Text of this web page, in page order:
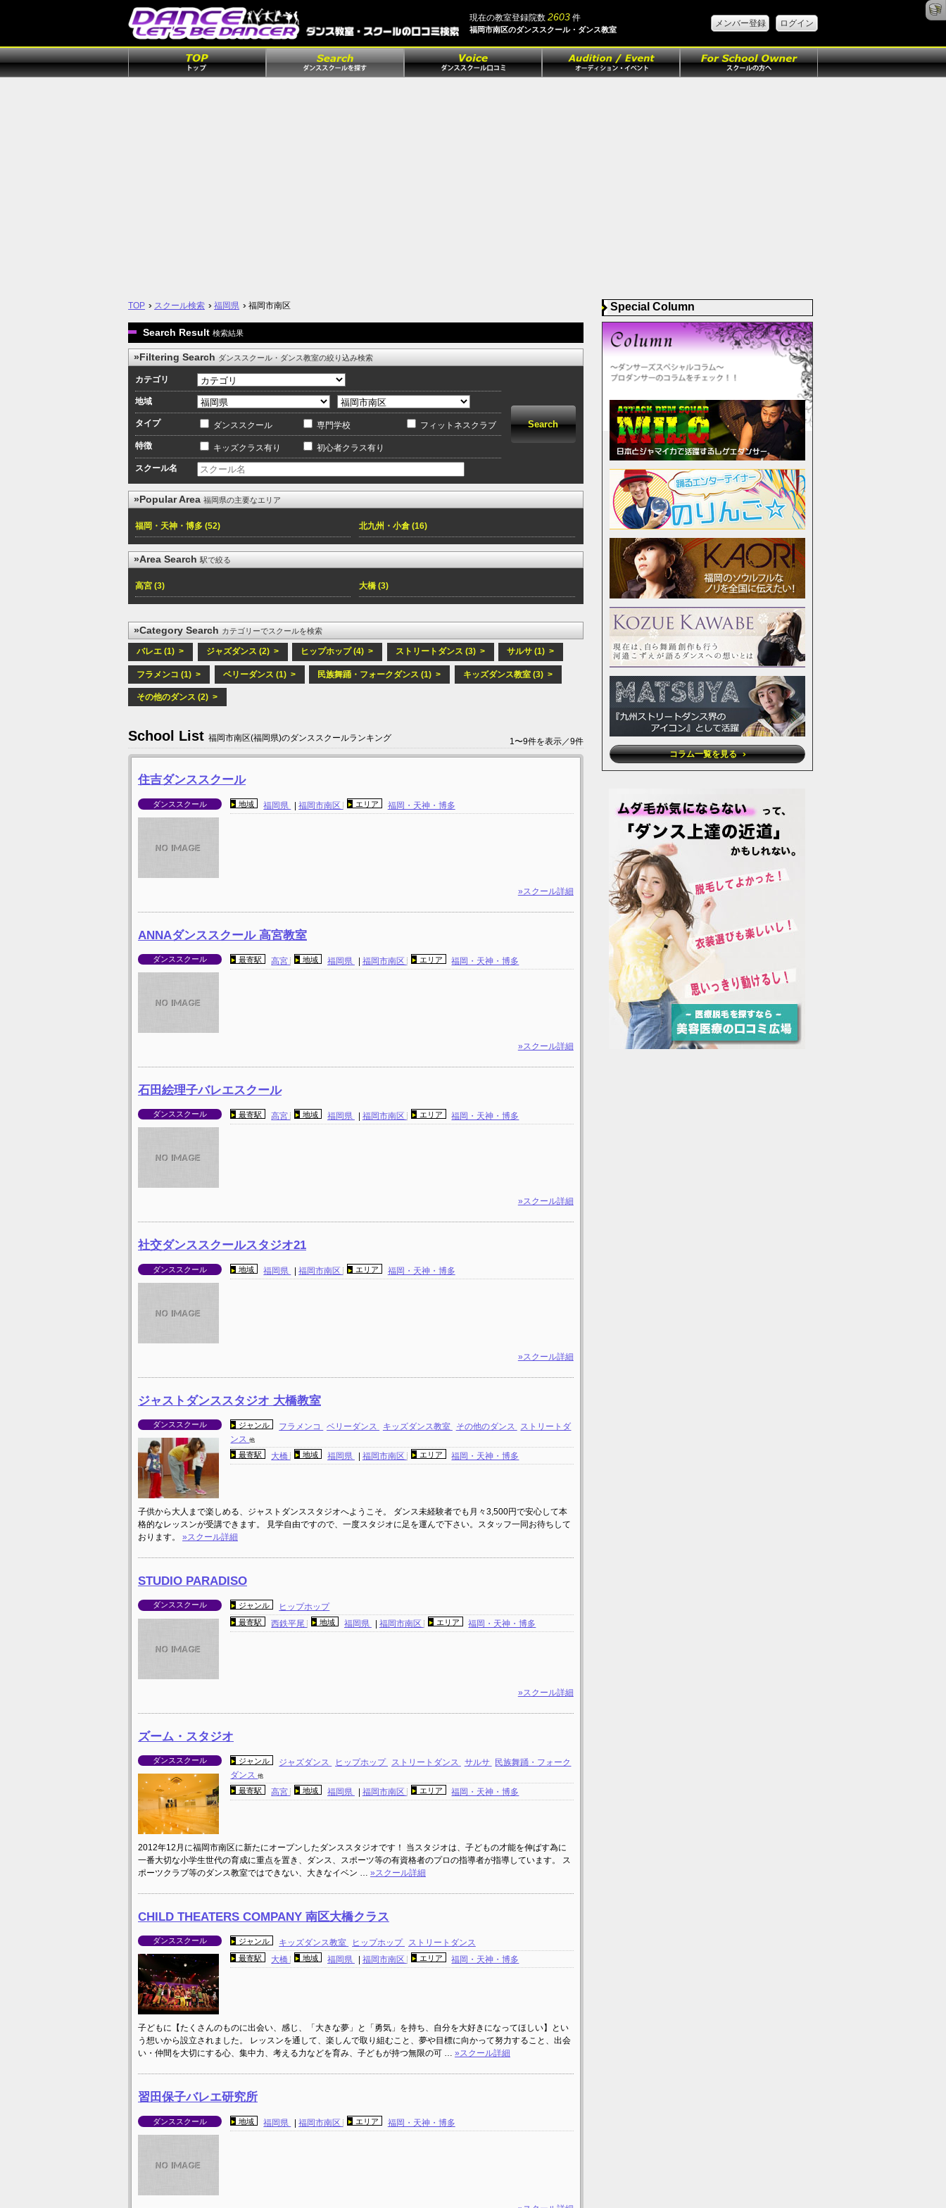
現在の教室登録院数 2603件
福岡市南区のダンススクール・ダンス教室
メンバー登録 ログイン
TOP スクール検索 福岡県 福岡市南区
Search Result 検索結果
»Filtering Search ダンススクール・ダンス教室の絞り込み検索
カテゴリ
地域
タイプ ダンススクール 専門学校 フィットネスクラブ
特徴 キッズクラス有り 初心者クラス有り
スクール名
»Popular Area 福岡県の主要なエリア
福岡・天神・博多 (52) 北九州・小倉 (16)
»Area Search駅で絞る
高宮 (3) 大橋 (3)
»Category Search カテゴリーでスクールを検索
バレエ (1) > ジャズダンス (2) > ヒップホップ (4) > ストリートダンス (3) > サルサ (1) >
フラメンコ (1) > ベリーダンス (1) > 民族舞踊・フォークダンス (1) > キッズダンス教室 (3) >
その他のダンス (2) >
School List 福岡市南区(福岡県)のダンススクールランキング 1〜9件を表示／9件
住吉ダンススクール
ダンススクール 地域 福岡県 |福岡市南区 エリア 福岡・天神・博多
»スクール詳細
ANNAダンススクール 高宮教室
ダンススクール 最寄駅 高宮 地域 福岡県 | 福岡市南区 エリア 福岡・天神・博多
»スクール詳細
石田絵理子バレエスクール
ダンススクール 最寄駅 高宮 地域 福岡県 福岡市南区 エリア 福岡・天神・博多
»スクール詳細
社交ダンススクールスタジオ21
ダンススクール 地域 福岡県 |福岡市南区 エリア 福岡・天神・博多
»スクール詳細
ジャストダンススタジオ 大橋教室
ダンススクール ジャンル フラメンコ ベリーダンス キッズダンス教室 その他のダンス
ストリートダ
ンス他
最寄駅 大橋 地域 福岡県 | 福岡市南区 エリア 福岡・天神・博多
子供から大人まで楽しめる、ジャストダンススタジオへようこそ。 ダンス未経験者でも月々3,500円で安心して本
格的なレッスンが受講できます。 見学自由ですので、一度スタジオに足を運んで下さい。スタッフ一同お待ちして
おります。 »スクール詳細
STUDIO PARADISO
ダンススクール ジャンル ヒップホップ
最寄駅 西鉄平尾 地域 福岡県 福岡市南区 エリア 福岡・天神・博多
»スクール詳細
ズーム・スタジオ
ダンススクール ジャンル ジャズダンス ヒップホップ ストリートダンス サルサ 民族舞踊・フォーク
ダンス他
最寄駅 高宮 地域 福岡県 | 福岡市南区 エリア 福岡・天神・博多
2012年12月に福岡市南区に新たにオープンしたダンススタジオです！ 当スタジオは、子どもの才能を伸ばす為に
一番大切な小学生世代の育成に重点を置き、ダンス、スポーツ等の有資格者のプロの指導者が指導しています。 ス
ポーツクラブ等のダンス教室ではできない、大きなイベン … »スクール詳細
CHILD THEATERS COMPANY 南区大橋クラス
ダンススクール ジャンル キッズダンス教室 ヒップホップ ストリートダンス
最寄駅 大橋 地域 福岡県 福岡市南区 エリア 福岡・天神・博多
子どもに【たくさんのものに出会い、感じ、「大きな夢」と「勇気」を持ち、自分を大好きになってほしい】とい
う想いから設立されました。 レッスンを通して、楽しんで取り組むこと、夢や目標に向かって努力すること、出会
い・仲間を大切にする心、集中力、考える力などを育み、子どもが持つ無限の可 … »スクール詳細
習田保子バレエ研究所
ダンススクール 地域 福岡県 |福岡市南区 エリア 福岡・天神・博多
Special Column
コラム一覧を見る